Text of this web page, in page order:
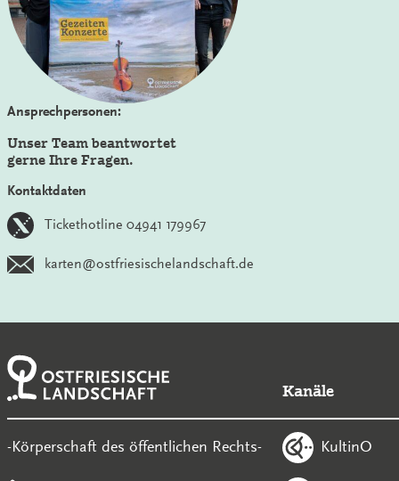
Ansprechpersonen:
Unser Team beantwortet
gerne Ihre Fragen.
Kontaktdaten
Tickethotline 04941 179967
karten@ostfriesischelandschaft.de
-Körperschaft des öffentlichen Rechts-
Kanäle
KultinO